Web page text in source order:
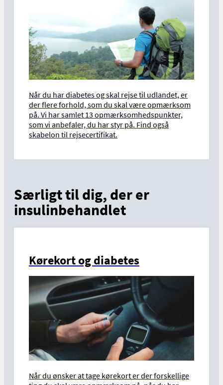
Når du har diabetes og skal rejse til udlandet, er
der flere forhold, som du skal være opmærksom
på. Vi har samlet 13 opmærksomhedspunkter,
som vi anbefaler, du har styr på. Find også
skabelon til rejsecertifikat.
Særligt til dig, der er
insulinbehandlet
Kørekort og diabetes
Når du ønsker at tage kørekort er der forskellige